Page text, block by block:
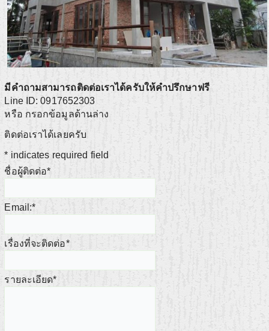
มีคำถามสามารถติดต่อเราได้ครับให้คำปรึกษาฟรี
Line ID: 0917652303
หรือ กรอกข้อมูลด้านล่าง
ติดต่อเราได้เลยครับ
* indicates required field
ชื่อผู้ติดต่อ*
Email:*
เรื่องที่จะติดต่อ*
รายละเอียด*